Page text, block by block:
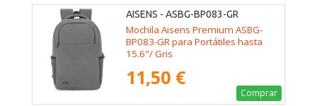
AISENS - ASBG-BP083-GR
Mochila Aisens Premium ASBG-
BP083-GR para Portátiles hasta
15.6"/ Gris
11,50 €
Comprar